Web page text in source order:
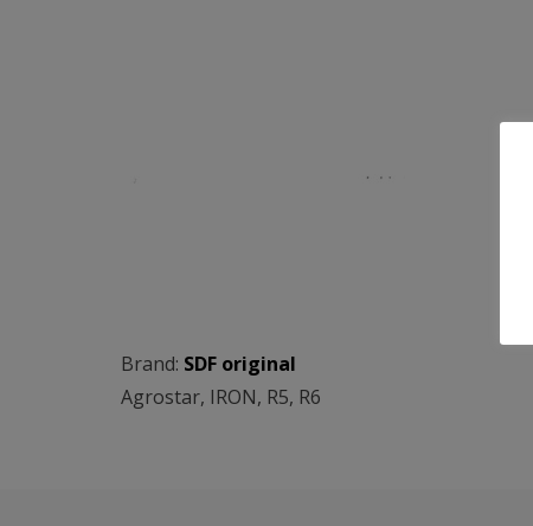
Brand: SDF original
Agrostar, IRON, R5, R6